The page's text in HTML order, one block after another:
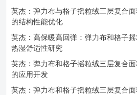
英杰：弹力布与格子摇粒绒三层复合
的结构性能优化
英杰：高保暖高回弹：弹力布和格子
热湿舒适性研究
英杰：弹力布和格子摇粒绒三层复合
的应用开发
英杰：弹力布和格子摇粒绒三层复合